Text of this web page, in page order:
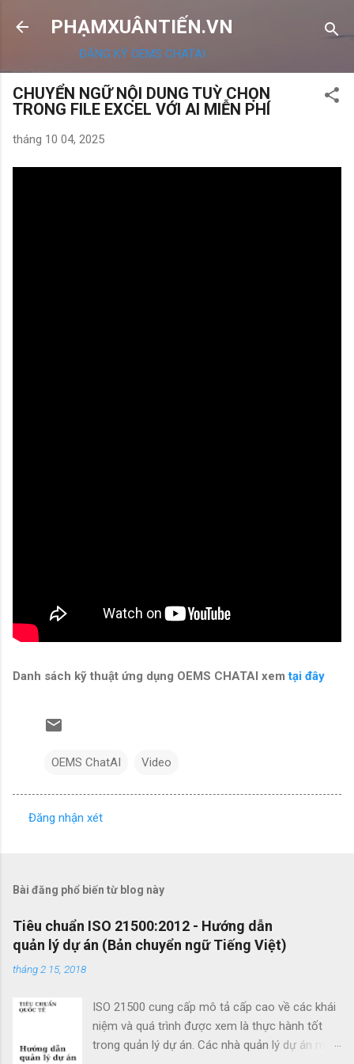
Chuyển đến nội dung chính
PHẠMXUÂNTIẾN.VN
ĐĂNG KÝ OEMS CHATAI
CHUYỂN NGỮ NỘI DUNG TUỲ CHỌN
TRONG FILE EXCEL VỚI AI MIỄN PHÍ
tháng 10 04, 2025
Danh sách kỹ thuật ứng dụng OEMS CHATAI xem tại đây
OEMS ChatAI Video
x
é
t
Đăng nhận xét
Bài đăng phổ biến từ blog này
Tiêu chuẩn ISO 21500:2012 - Hướng dẫn
quản lý dự án (Bản chuyển ngữ Tiếng Việt)
tháng 2 15, 2018
ISO 21500 cung cấp mô tả cấp cao về các khái
niệm và quá trình được xem là thực hành tốt
trong quản lý dự án. Các nhà quản lý dự án mới